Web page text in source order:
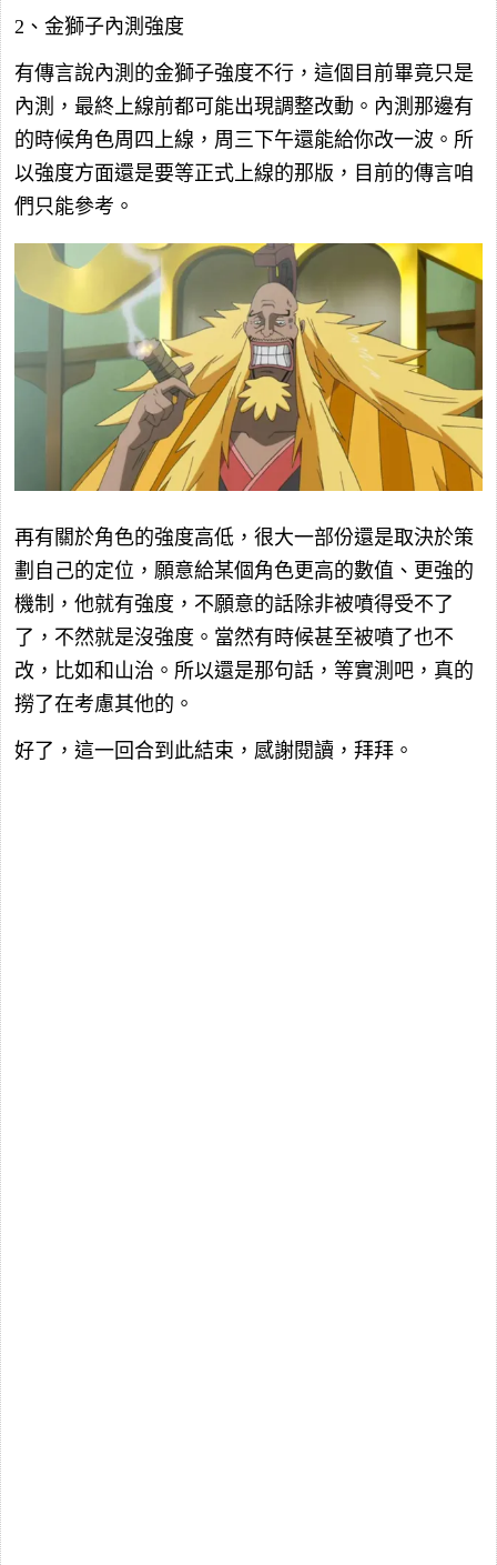
2、金獅子內測強度
有傳言說內測的金獅子強度不行，這個目前畢竟只是
內測，最終上線前都可能出現調整改動。內測那邊有
的時候角色周四上線，周三下午還能給你改一波。所
以強度方面還是要等正式上線的那版，目前的傳言咱
們只能參考。
再有關於角色的強度高低，很大一部份還是取決於策
劃自己的定位，願意給某個角色更高的數值、更強的
機制，他就有強度，不願意的話除非被噴得受不了
了，不然就是沒強度。當然有時候甚至被噴了也不
改，比如和山治。所以還是那句話，等實測吧，真的
撈了在考慮其他的。
好了，這一回合到此結束，感謝閱讀，拜拜。